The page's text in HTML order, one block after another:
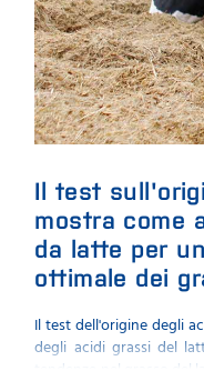
Il test
mostra come
da latte per
ottimale dei
Il test dell'origine degli
degli acidi grassi del
tendenze nel grasso